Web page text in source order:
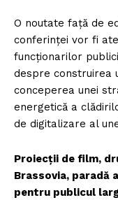
O noutate față de
conferinței vor fi
funcționarilor
despre construirea
conceperea unei
energetică a
de digitalizare al
Proiecții de film,
Brassovia, paradă
pentru publicul